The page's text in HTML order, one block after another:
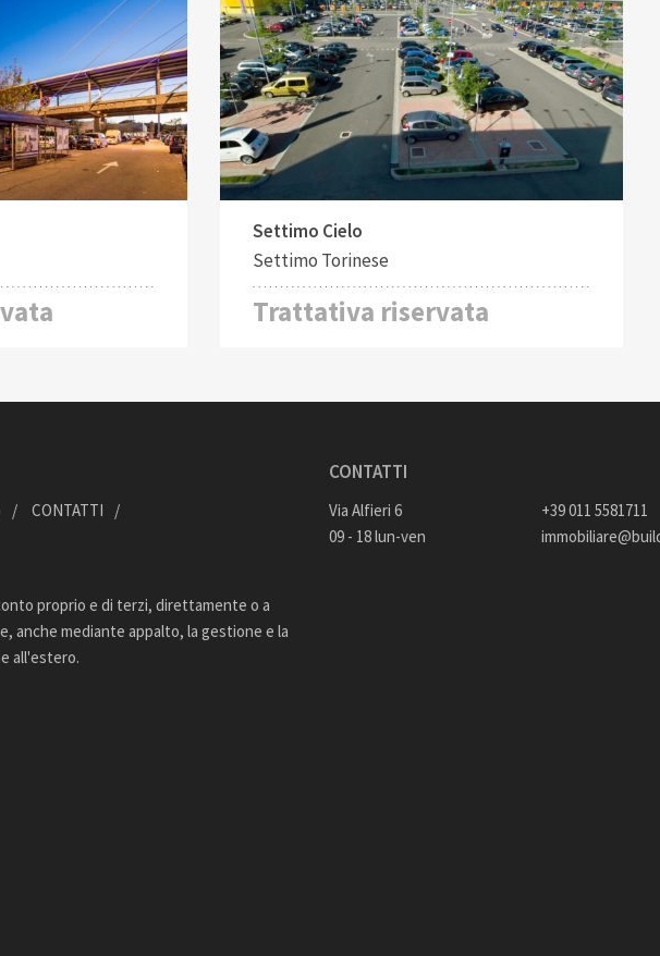
Tipo di contratto:
Affitto
Settimo Cielo
Settimo Torinese
Trattativa riservata
CONTATTI
proprio e di terzi, direttamente o a
anche mediante appalto, la gestione e la
all'estero.
CONTATTI
Via Alfieri 6
09 - 18 lun-ven
+39 011 5581711